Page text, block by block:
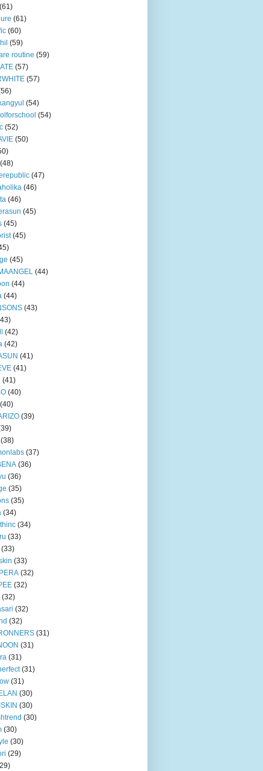
(61)
(61)
(60)
(59)
routine (59)
(57)
(57)
(54)
(54)
(52)
(50)
(48)
(47)
(46)
(46)
(45)
(45)
(45)
(45)
(44)
(44)
(44)
(43)
(42)
(42)
(41)
(41)
(41)
(40)
(40)
(39)
(38)
(37)
(36)
(36)
(35)
(35)
(34)
(34)
(33)
(33)
(33)
(32)
(32)
(32)
(32)
(32)
(31)
(31)
(31)
(31)
(31)
(30)
(30)
(30)
(30)
(30)
(29)